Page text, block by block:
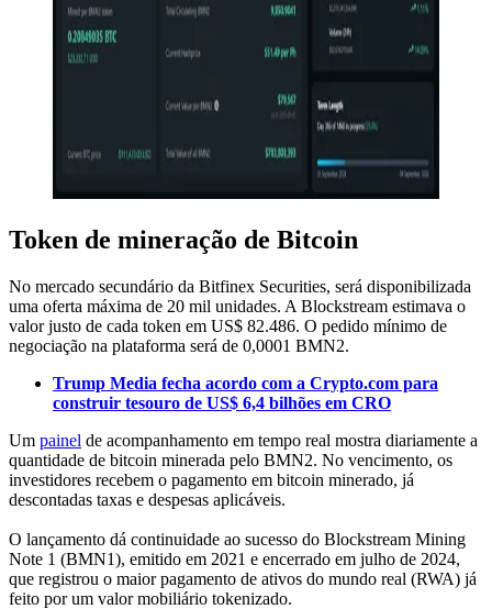
Token de mineração de Bitcoin
No mercado secundário da Bitfinex Securities, será disponibilizada
uma oferta máxima de 20 mil unidades. A Blockstream estimava o
valor justo de cada token em US$ 82.486. O pedido mínimo de
negociação na plataforma será de 0,0001 BMN2.
Trump Media fecha acordo com a Crypto.com para
construir tesouro de US$ 6,4 bilhões em CRO
Um painel de acompanhamento em tempo real mostra diariamente a
quantidade de bitcoin minerada pelo BMN2. No vencimento, os
investidores recebem o pagamento em bitcoin minerado, já
descontadas taxas e despesas aplicáveis.
O lançamento dá continuidade ao sucesso do Blockstream Mining
Note 1 (BMN1), emitido em 2021 e encerrado em julho de 2024,
que registrou o maior pagamento de ativos do mundo real (RWA) já
feito por um valor mobiliário tokenizado.